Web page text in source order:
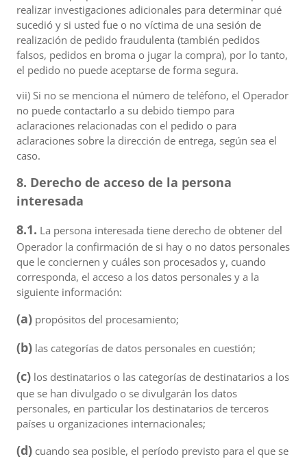
realizar investigaciones adicionales para determinar qué
sucedió y si usted fue o no víctima de una sesión de
realización de pedido fraudulenta (también pedidos
falsos, pedidos en broma o jugar la compra), por lo tanto,
el pedido no puede aceptarse de forma segura.
vii) Si no se menciona el número de teléfono, el Operador
no puede contactarlo a su debido tiempo para
aclaraciones relacionadas con el pedido o para
aclaraciones sobre la dirección de entrega, según sea el
caso.
8. Derecho de acceso de la persona
interesada
8.1. La persona interesada tiene derecho de obtener del
Operador la confirmación de si hay o no datos personales
que le conciernen y cuáles son procesados y, cuando
corresponda, el acceso a los datos personales y a la
siguiente información:
(a) propósitos del procesamiento;
(b) las categorías de datos personales en cuestión;
(c) los destinatarios o las categorías de destinatarios a los
que se han divulgado o se divulgarán los datos
personales, en particular los destinatarios de terceros
países u organizaciones internacionales;
(d) cuando sea posible, el período previsto para el que se